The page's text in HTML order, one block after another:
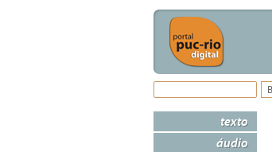
texto
áudio